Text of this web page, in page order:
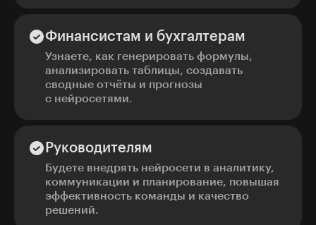
Финансистам и бухгалтерам
Узнаете, как генерировать формулы,
анализировать таблицы, создавать
сводные отчёты и прогнозы
с нейросетями.
Руководителям
Будете внедрять нейросети в аналитику,
коммуникации и планирование, повышая
эффективность команды и качество
решений.